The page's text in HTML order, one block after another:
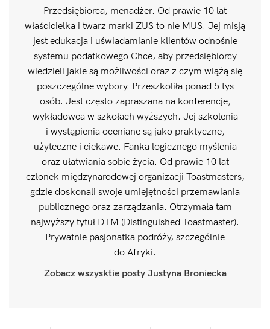
Przedsiębiorca, menadżer. Od prawie 10 lat
właścicielka i twarz marki ZUS to nie MUS. Jej misją
jest edukacja i uświadamianie klientów odnośnie
systemu podatkowego Chce, aby przedsiębiorcy
wiedzieli jakie są możliwości oraz z czym wiążą się
poszczególne wybory. Przeszkoliła ponad 5 tys
osób. Jest często zapraszana na konferencje,
wykładowca w szkołach wyższych. Jej szkolenia
i wystąpienia oceniane są jako praktyczne,
użyteczne i ciekawe. Fanka logicznego myślenia
oraz ułatwiania sobie życia. Od prawie 10 lat
członek międzynarodowej organizacji Toastmasters,
gdzie doskonali swoje umiejętności przemawiania
publicznego oraz zarządzania. Otrzymała tam
najwyższy tytuł DTM (Distinguished Toastmaster).
Prywatnie pasjonatka podróży, szczególnie
do Afryki.
Zobacz wszysktie posty Justyna Broniecka